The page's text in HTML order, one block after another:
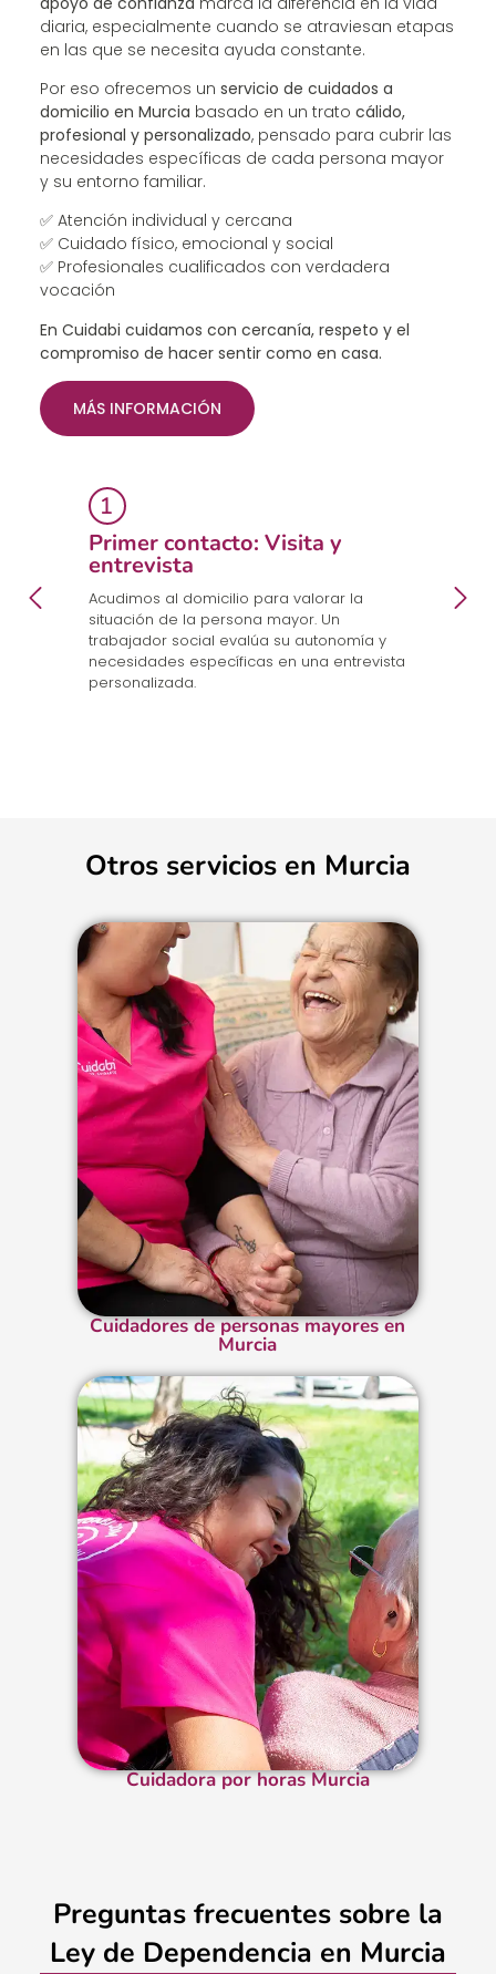
diaria, especialmente cuando se atraviesan etapas
en las que se necesita ayuda constante.
Por eso ofrecemos un servicio de cuidados a
domicilio en Murcia basado en un trato cálido,
profesional y personalizado, pensado para cubrir las
necesidades específicas de cada persona mayor
y su entorno familiar.
✅ Atención individual y cercana
✅ Cuidado físico, emocional y social
✅ Profesionales cualificados con verdadera
vocación
En Cuidabi cuidamos con cercanía, respeto y el
compromiso de hacer sentir como en casa.
MÁS INFORMACIÓN
Primer contacto: Visita y
entrevista
Acudimos al domicilio para valorar la
situación de la persona mayor. Un
trabajador social evalúa su autonomía y
necesidades específicas en una entrevista
personalizada.
Otros servicios en Murcia
Cuidadores de personas mayores en
Murcia
Cuidadora por horas Murcia
Preguntas frecuentes sobre la
Ley de Dependencia en Murcia